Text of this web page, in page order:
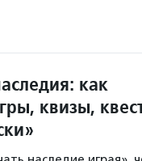
как
квизы,